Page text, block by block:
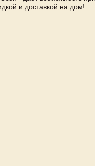
и доставкой на дом!